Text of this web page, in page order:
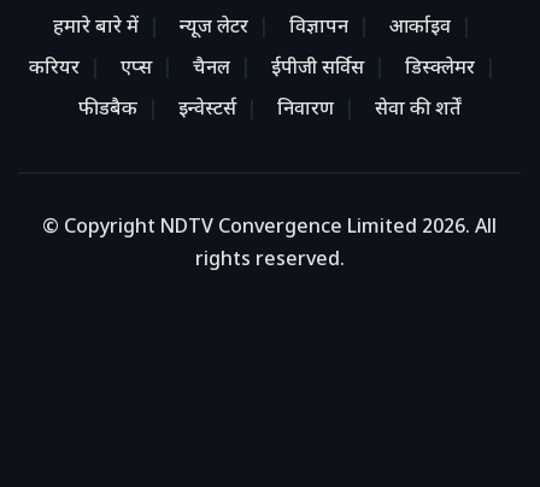
हमारे बारे में न्यूज लेटर विज्ञापन
आर्काइव
करियर
एप्स चैनल ईपीजी सर्विस
डिस्क्लेमर
फीडबैक
इन्वेस्टर्स निवारण सेवा की शर्तें
© Copyright NDTV Convergence Limited 2026. All
rights reserved.